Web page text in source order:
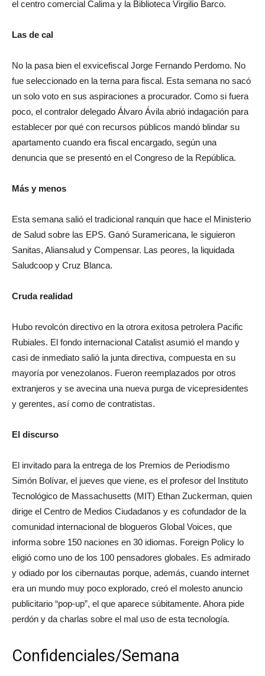
el centro comercial Calima y la Biblioteca Virgilio Barco.
Las de cal
No la pasa bien el exvicefiscal Jorge Fernando Perdomo. No
fue seleccionado en la terna para fiscal. Esta semana no sacó
un solo voto en sus aspiraciones a procurador. Como si fuera
poco, el contralor delegado Álvaro Ávila abrió indagación para
establecer por qué con recursos públicos mandó blindar su
apartamento cuando era fiscal encargado, según una
denuncia que se presentó en el Congreso de la República.
Más y menos
Esta semana salió el tradicional ranquin que hace el Ministerio
de Salud sobre las EPS. Ganó Suramericana, le siguieron
Sanitas, Aliansalud y Compensar. Las peores, la liquidada
Saludcoop y Cruz Blanca.
Cruda realidad
Hubo revolcón directivo en la otrora exitosa petrolera Pacific
Rubiales. El fondo internacional Catalist asumió el mando y
casi de inmediato salió la junta directiva, compuesta en su
mayoría por venezolanos. Fueron reemplazados por otros
extranjeros y se avecina una nueva purga de vicepresidentes
y gerentes, así como de contratistas.
El discurso
El invitado para la entrega de los Premios de Periodismo
Simón Bolívar, el jueves que viene, es el profesor del Instituto
Tecnológico de Massachusetts (MIT) Ethan Zuckerman, quien
dirige el Centro de Medios Ciudadanos y es cofundador de la
comunidad internacional de blogueros Global Voices, que
informa sobre 150 naciones en 30 idiomas. Foreign Policy lo
eligió como uno de los 100 pensadores globales. Es admirado
y odiado por los cibernautas porque, además, cuando internet
era un mundo muy poco explorado, creó el molesto anuncio
publicitario “pop-up”, el que aparece súbitamente. Ahora pide
perdón y da charlas sobre el mal uso de esta tecnología.
Confidenciales/Semana